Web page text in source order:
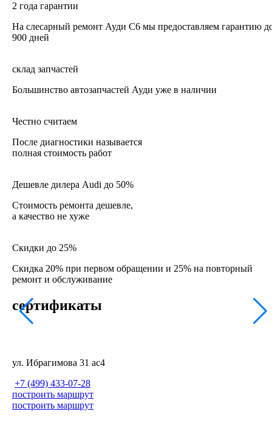
2 года гарантии
На слесарный ремонт Ауди С6 мы предоставляем гарантию
900 дней
склад запчастей
Большинство автозапчастей Ауди уже в наличии
Честно считаем
После диагностики называется
полная стоимость работ
Дешевле дилера Audi до 50%
Стоимость ремонта дешевле,
а качество не хуже
Скидки до 25%
Скидка 20% при первом обращении и 25% на повторный
ремонт и обслуживание
сертификаты
ул. Ибрагимова 31 ас4
+7 (499) 433-07-28
построить маршрут
построить маршрут